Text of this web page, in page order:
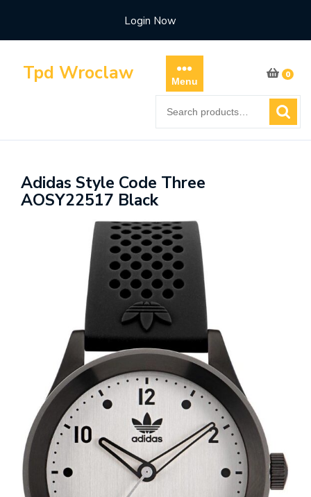
content
Login Now
Tpd Wroclaw Menu
0
for:
Adidas Style Code Three
AOSY22517 Black